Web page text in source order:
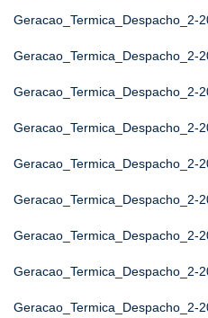
Geracao_Termica_Despacho_2-
Geracao_Termica_Despacho_2-
Geracao_Termica_Despacho_2-
Geracao_Termica_Despacho_2-
Geracao_Termica_Despacho_2-
Geracao_Termica_Despacho_2-
Geracao_Termica_Despacho_2-
Geracao_Termica_Despacho_2-
Geracao_Termica_Despacho_2-